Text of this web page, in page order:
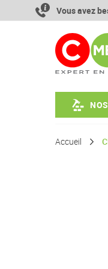
contenu
Vous avez
Accueil